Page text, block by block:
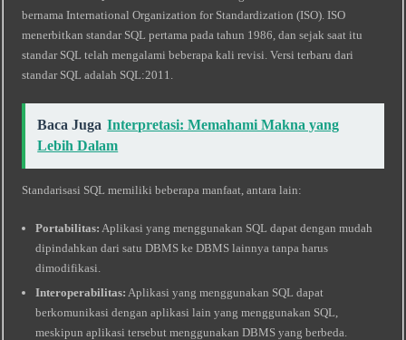
bernama International Organization for Standardization (ISO). ISO
menerbitkan standar SQL pertama pada tahun 1986, dan sejak saat itu
standar SQL telah mengalami beberapa kali revisi. Versi terbaru dari
standar SQL adalah SQL:2011.
Baca Juga Interpretasi: Memahami Makna yang
Lebih Dalam
Standarisasi SQL memiliki beberapa manfaat, antara lain:
Portabilitas: Aplikasi yang menggunakan SQL dapat dengan mudah
dipindahkan dari satu DBMS ke DBMS lainnya tanpa harus
dimodifikasi.
Interoperabilitas: Aplikasi yang menggunakan SQL dapat
berkomunikasi dengan aplikasi lain yang menggunakan SQL,
meskipun aplikasi tersebut menggunakan DBMS yang berbeda.